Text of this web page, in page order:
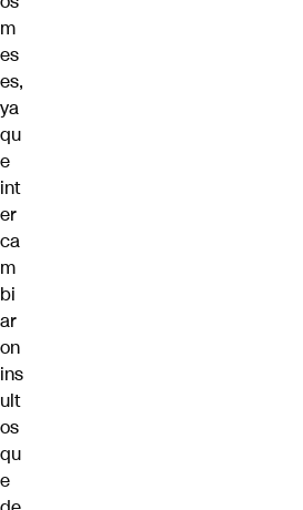
m
es
es,
ya
qu
e
int
er
ca
m
bi
ar
on
ins
ult
os
qu
e